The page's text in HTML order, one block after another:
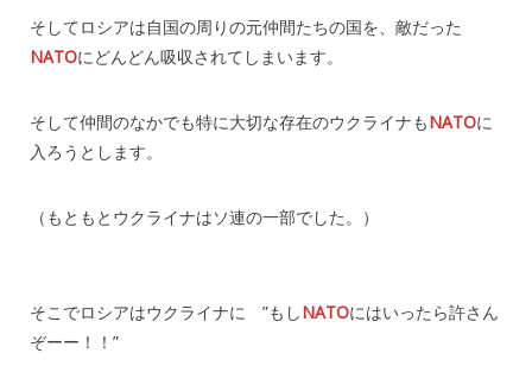
そしてロシアは自国の周りの元仲間たちの国を、敵だった
NATOにどんどん吸収されてしまいます。
そして仲間のなかでも特に大切な存在のウクライナもNATOに
入ろうとします。
（もともとウクライナはソ連の一部でした。）
そこでロシアはウクライナに ”もしNATOにはいったら許さん
ぞーー！！”